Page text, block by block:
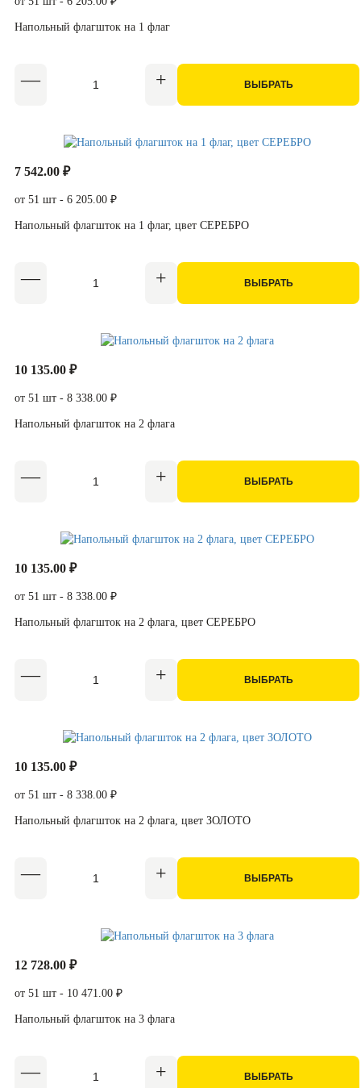
Напольный флагшток на 1 флаг
ВЫБРАТЬ
7 542.00 ₽
от 51 шт - 6 205.00 ₽
Напольный флагшток на 1 флаг, цвет СЕРЕБРО
ВЫБРАТЬ
10 135.00 ₽
от 51 шт - 8 338.00 ₽
Напольный флагшток на 2 флага
ВЫБРАТЬ
10 135.00 ₽
от 51 шт - 8 338.00 ₽
Напольный флагшток на 2 флага, цвет СЕРЕБРО
ВЫБРАТЬ
10 135.00 ₽
от 51 шт - 8 338.00 ₽
Напольный флагшток на 2 флага, цвет ЗОЛОТО
ВЫБРАТЬ
12 728.00 ₽
от 51 шт - 10 471.00 ₽
Напольный флагшток на 3 флага
ВЫБРАТЬ